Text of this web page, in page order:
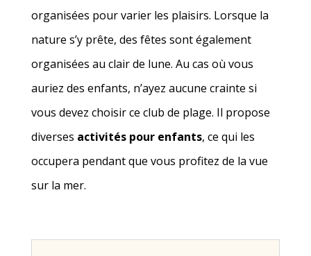
organisées pour varier les plaisirs. Lorsque la
nature s’y prête, des fêtes sont également
organisées au clair de lune. Au cas où vous
auriez des enfants, n’ayez aucune crainte si
vous devez choisir ce club de plage. Il propose
diverses activités pour enfants, ce qui les
occupera pendant que vous profitez de la vue
sur la mer.